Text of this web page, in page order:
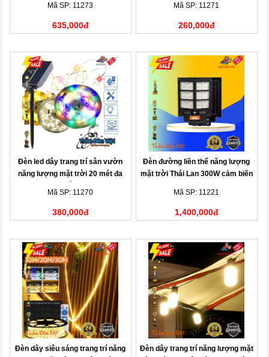
Mã SP: 11273
635,000đ
Mã SP: 11271
260,000đ
Đèn led dây trang trí sân vườn
năng lượng mặt trời 20 mét đa
Mã SP: 11270
380,000đ
Đèn đường liền thể năng lượng
mặt trời Thái Lan 300W cảm biến
Mã SP: 11221
1,400,000đ
Đèn dây siêu sáng trang trí năng
Đèn dây trang trí năng lượng mặt